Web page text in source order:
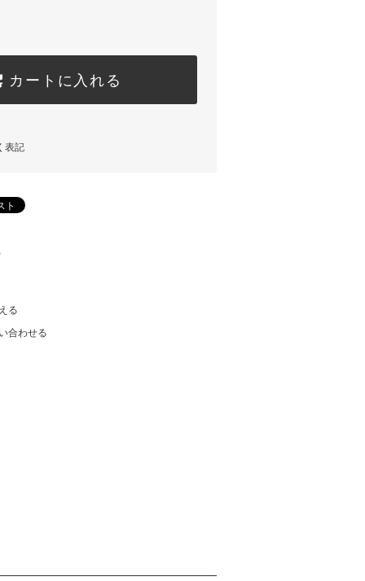
カートに入れる
表記
る
合わせる